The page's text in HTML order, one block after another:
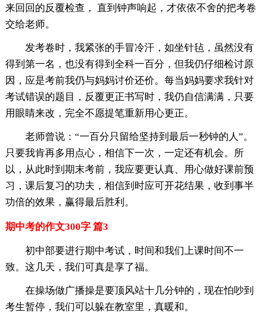
来回回的反覆检查， 直到钟声响起，才依依不舍的把考卷
交给老师。
发考卷时，我紧张的手冒冷汗，如坐针毡，虽然没有
得到第一名，也没有得到全科一百分，但我仍仔细检讨原
因，应是考前我仍与妈妈讨价还价。每当妈妈要求我针对
考试错误的题目，反覆更正书写时，我仍自信满满，只要
用眼睛来改，完全不愿提笔重新用心更正。
老师曾说：“一百分只留给坚持到最后一秒钟的人”。
只要我肯再多用点心，相信下一次，一定还有机会。所
以，从此时到期末考前，我应要更认真、用心做好课前预
习，课后复习的功夫，相信到时应可开花结果，收到事半
功倍的效果，赢得最后胜利。
期中考的作文300字 篇3
初中部要进行期中考试，时间和我们上课时间不一
致。这几天，我们可真是享了福。
在操场做广播操是要顶风站十几分钟的，现在怕吵到
考生暂停，我们可以躲在教室里，真暖和。